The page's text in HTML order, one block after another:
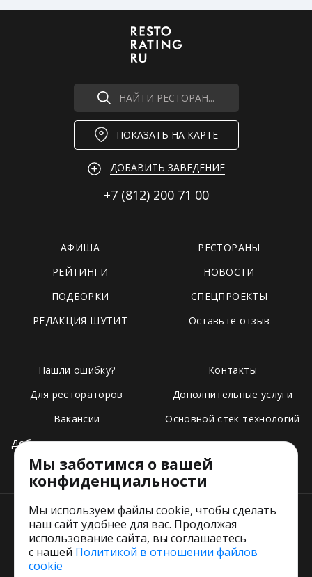
НАЙТИ РЕСТОРАН...
ПОКАЗАТЬ НА КАРТЕ
ДОБАВИТЬ ЗАВЕДЕНИЕ
+7 (812) 200 71 00
АФИША
РЕСТОРАНЫ
РЕЙТИНГИ
НОВОСТИ
ПОДБОРКИ
СПЕЦПРОЕКТЫ
РЕДАКЦИЯ ШУТИТ
Оставьте отзыв
Нашли ошибку?
Для рестораторов
Вакансии
Добавить свое заведение
Тарифы
Контакты
Дополнительные услуги
Основной стек технологий
Пользовательское соглашение
Мы заботимся о вашей
конфиденциальности
Мы используем файлы cookie, чтобы сделать
наш сайт удобнее для вас. Продолжая
использование сайта, вы соглашаетесь
с нашей Политикой в отношении файлов
cookie